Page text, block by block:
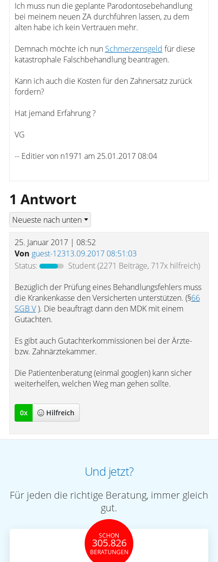
Ich muss nun die geplante Parodontosebehandlung
bei meinem neuen ZA durchführen lassen, zu dem
alten habe ich kein Vertrauen mehr.
Demnach möchte ich nun Schmerzensgeld für diese
katastrophale Falschbehandlung beantragen.
Kann ich auch die Kosten für den Zahnersatz zurück
fordern?
Hat jemand Erfahrung ?
VG
-- Editier von n1971 am 25.01.2017 08:04
1 Antwort
25. Januar 2017 | 08:52
Von guest-12313.09.2017 08:51:03
Status:
Student(2271 Beiträge, 717x hilfreich)
Bezüglich der Prüfung eines Behandlungsfehlers muss
die Krankenkasse den Versicherten unterstützen. (§66
SGB V). Die beauftragt dann den MDK mit einem
Gutachten.
Es gibt auch Gutachterkommissionen bei der Ärzte-
bzw. Zahnärztekammer.
Die Patientenberatung (einmal googlen) kann sicher
weiterhelfen, welchen Weg man gehen sollte.
0x Hilfreich
Und jetzt?
Für jeden die richtige Beratung, immer gleich
gut.
SCHON
305.826
BERATUNGEN